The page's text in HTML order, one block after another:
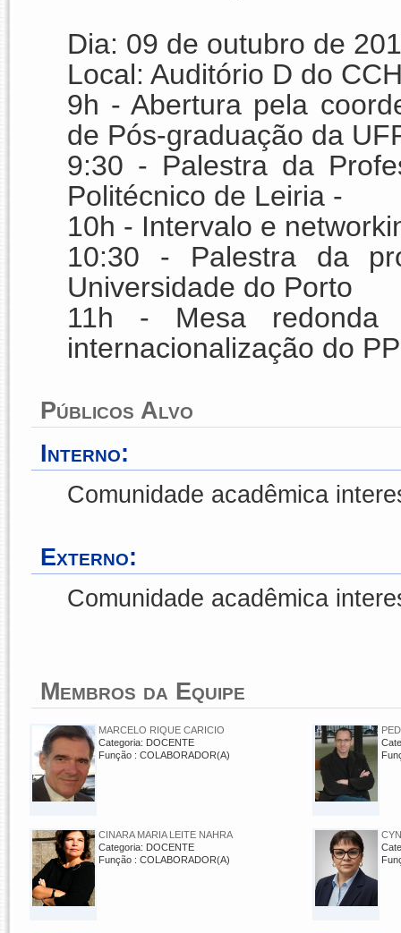
Dia: 09 de outubro de
Local: Auditório D do
9h - Abertura pela
de Pós-graduação da
9:30 - Palestra da
Politécnico de Leiria -
10h - Intervalo e
10:30 - Palestra da
Universidade do Porto
11h - Mesa
internacionalização do
Públicos Alvo
Interno:
Comunidade acadêmica
Externo:
Comunidade acadêmica
Membros da Equipe
MARCELO RIQUE CARICIO
Categoria: DOCENTE
Função : COLABORADOR(A)
CINARA MARIA LEITE NAHRA
Categoria: DOCENTE
Função : COLABORADOR(A)